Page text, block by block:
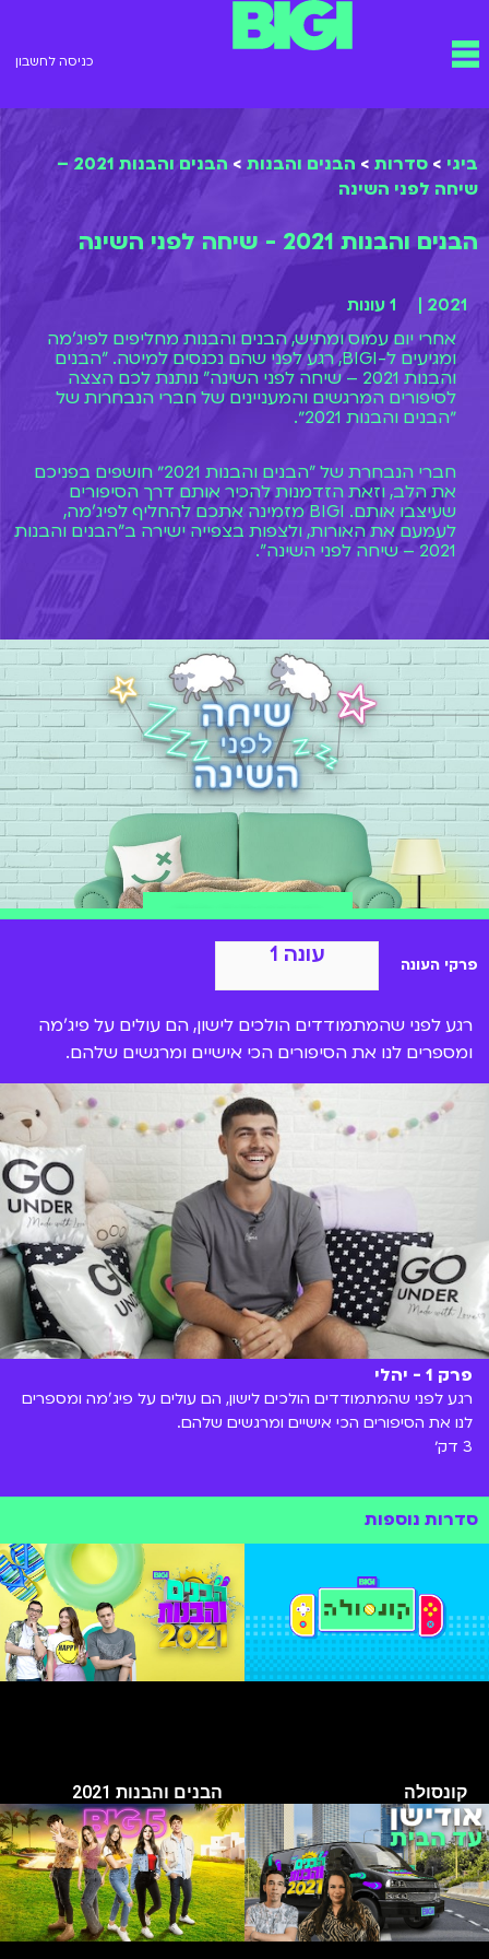
תפריט כניסה לחשבון
ביגי > סדרות > הבנים והבנות >
הבנים והבנות 2021 –
שיחה לפני השינה
הבנים והבנות 2021 - שיחה לפני השינה
2021 |
1 עונות
אחרי יום עמוס ומתיש, הבנים והבנות מחליפים לפיג'מה
ומגיעים ל-BIGI, רגע לפני שהם נכנסים למיטה. "הבנים
והבנות 2021 – שיחה לפני השינה" נותנת לכם הצצה
לסיפורים המרגשים והמעניינים של חברי הנבחרות של
״הבנים והבנות 2021״.
חברי הנבחרת של "הבנים והבנות 2021״ חושפים בפניכם
את הלב, וזאת הזדמנות להכיר אותם דרך הסיפורים
שעיצבו אותם. BIGI מזמינה אתכם להחליף לפיג'מה,
לעמעם את האורות, ולצפות בצפייה ישירה ב"הבנים והבנות
2021 – שיחה לפני השינה".
הצטרפות ל-BIGI
פרקי העונה עונה 1
רגע לפני שהמתמודדים הולכים לישון, הם עולים על פיג'מה
ומספרים לנו את הסיפורים הכי אישיים ומרגשים שלהם.
פרק 1 - יהלי
רגע לפני שהמתמודדים הולכים לישון, הם עולים על פיג'מה ומספרים
לנו את הסיפורים הכי אישיים ומרגשים שלהם.
3 דק׳
סדרות נוספות
קונסולה הבנים והבנות 2021